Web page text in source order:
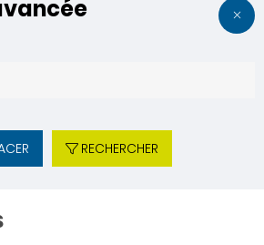
RECHERCHER